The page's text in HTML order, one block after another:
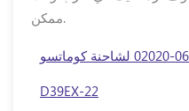
ممكن.
محمل رقم 06124-02020 لشاحنة كوماتسو
D39EX-22